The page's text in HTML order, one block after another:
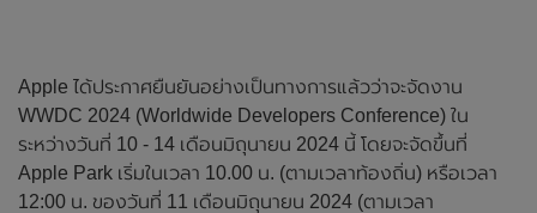
Apple ได้ประกาศยืนยันอย่างเป็นทางการแล้วว่าจะจัดงาน
WWDC 2024 (Worldwide Developers Conference) ใน
ระหว่างวันที่ 10 - 14 เดือนมิถุนายน 2024 นี้ โดยจะจัดขึ้นที่
Apple Park เริ่มในเวลา 10.00 น. (ตามเวลาท้องถิ่น) หรือเวลา
12:00 น. ของวันที่ 11 เดือนมิถุนายน 2024 (ตามเวลา